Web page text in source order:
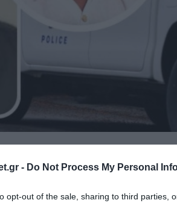
- Do Not Process My Personal
opt-out of the sale, sharing to third parties,
βρέθηκε μέσα στο